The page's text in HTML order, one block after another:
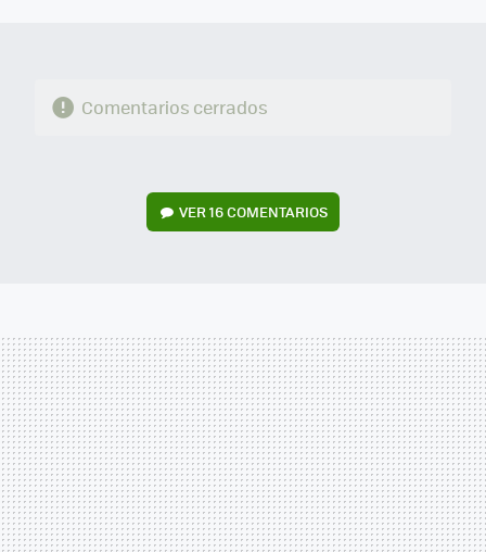
Comentarios cerrados
VER16 COMENTARIOS